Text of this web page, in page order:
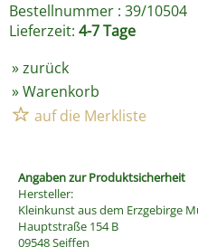
Bestellnummer : 39/10504
Lieferzeit: 4-7 Tage
»zurück
»Warenkorb
Angaben zur Produktsicherheit
Hersteller:
Kleinkunst aus dem Erzgebirge
Hauptstraße 154 B
09548 Seiffen